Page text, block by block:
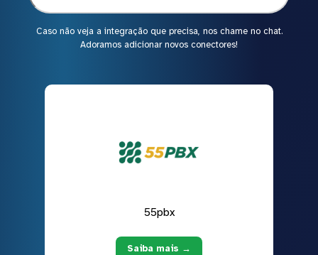
Caso não veja a integração que precisa, nos chame no chat.
Adoramos adicionar novos conectores!
55pbx
Saiba mais →